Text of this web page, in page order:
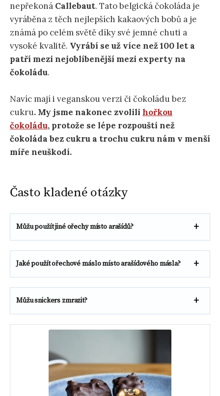
nepřekoná Callebaut. Tato belgická čokoláda je
vyráběna z těch nejlepších kakaových bobů a je
známá po celém světě díky své jemné chuti a
vysoké kvalitě. Vyrábí se už více než 100 let a
patří mezi nejoblíbenější mezi experty na
čokoládu.
Navíc mají i veganskou verzi či čokoládu bez
cukru. My jsme nakonec zvolili hořkou
čokoládu, protože se lépe rozpouští než
čokoláda bez cukru a trochu cukru nám v menší
míře neuškodí.
Často kladené otázky
Můžu použít jiné ořechy místo arašídů?
Jaké použít ořechové máslo místo arašídového másla?
Můžu snickers zmrazit?